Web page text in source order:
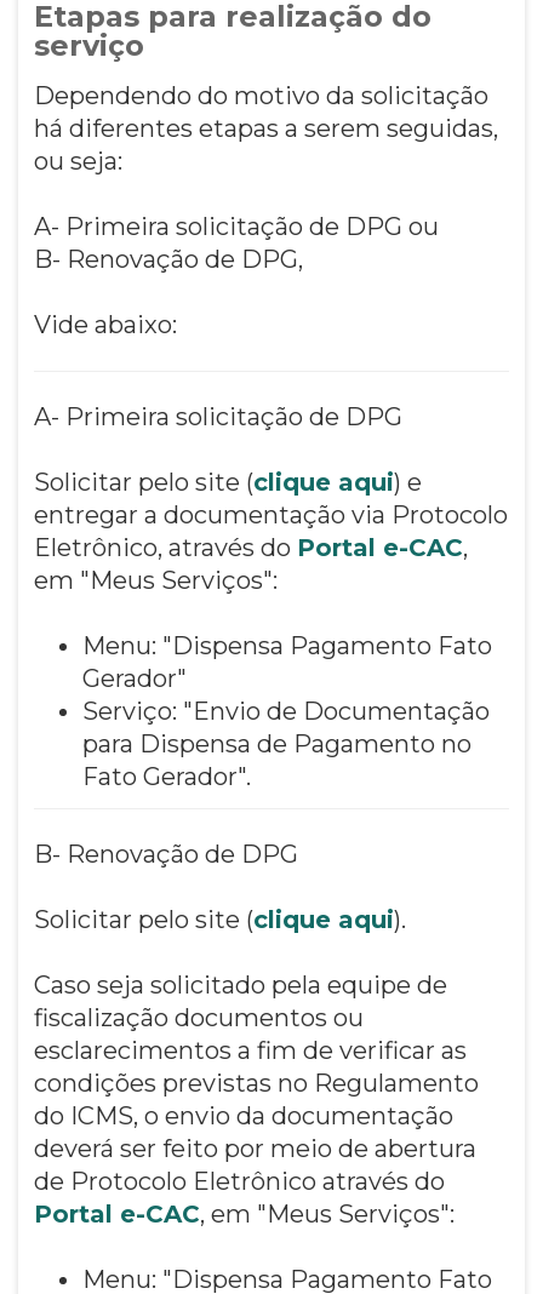
Etapas para realização do
serviço
Dependendo do motivo da solicitação
há diferentes etapas a serem seguidas,
ou seja:
A- Primeira solicitação de DPG ou
B- Renovação de DPG,
Vide abaixo:
A- Primeira solicitação de DPG
Solicitar pelo site (clique aqui) e
entregar a documentação via Protocolo
Eletrônico, através do Portal e-CAC,
em "Meus Serviços":
Menu: "Dispensa Pagamento Fato
Gerador"
Serviço: "Envio de Documentação
para Dispensa de Pagamento no
Fato Gerador".
B- Renovação de DPG
Solicitar pelo site (clique aqui).
Caso seja solicitado pela equipe de
fiscalização documentos ou
esclarecimentos a fim de verificar as
condições previstas no Regulamento
do ICMS, o envio da documentação
deverá ser feito por meio de abertura
de Protocolo Eletrônico através do
Portal e-CAC, em "Meus Serviços":
Menu: "Dispensa Pagamento Fato